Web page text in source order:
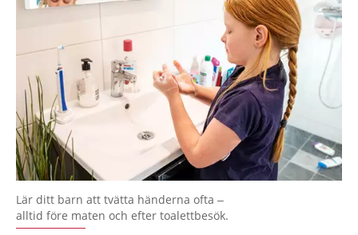
Lär ditt barn att tvätta händerna ofta –
alltid före maten och efter toalettbesök.